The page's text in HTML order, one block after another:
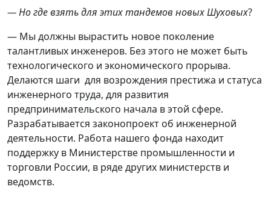
— Но где взять для этих тандемов новых Шуховых?
— Мы должны вырастить новое поколение
талантливых инженеров. Без этого не может быть
технологического и экономического прорыва.
Делаются шаги для возрождения престижа и статуса
инженерного труда, для развития
предпринимательского начала в этой сфере.
Разрабатывается законопроект об инженерной
деятельности. Работа нашего фонда находит
поддержку в Министерстве промышленности и
торговли России, в ряде других министерств и
ведомств.